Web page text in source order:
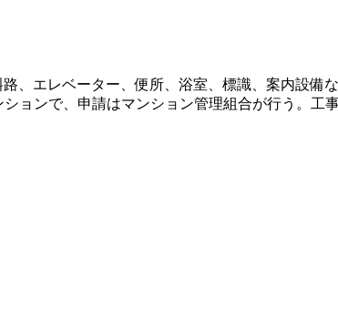
、エレベーター、便所、浴室、標識、案内設備
ョンで、申請はマンション管理組合が行う。工